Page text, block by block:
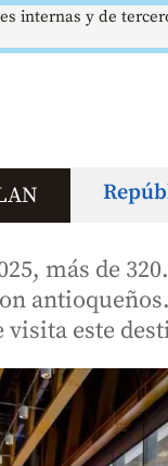
USD/COP
Dólar Spot
$4178
más de
visita este
internas y de